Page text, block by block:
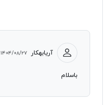
آریابهکار ۱۴۰۴/۰۸/۲۷
باسلام